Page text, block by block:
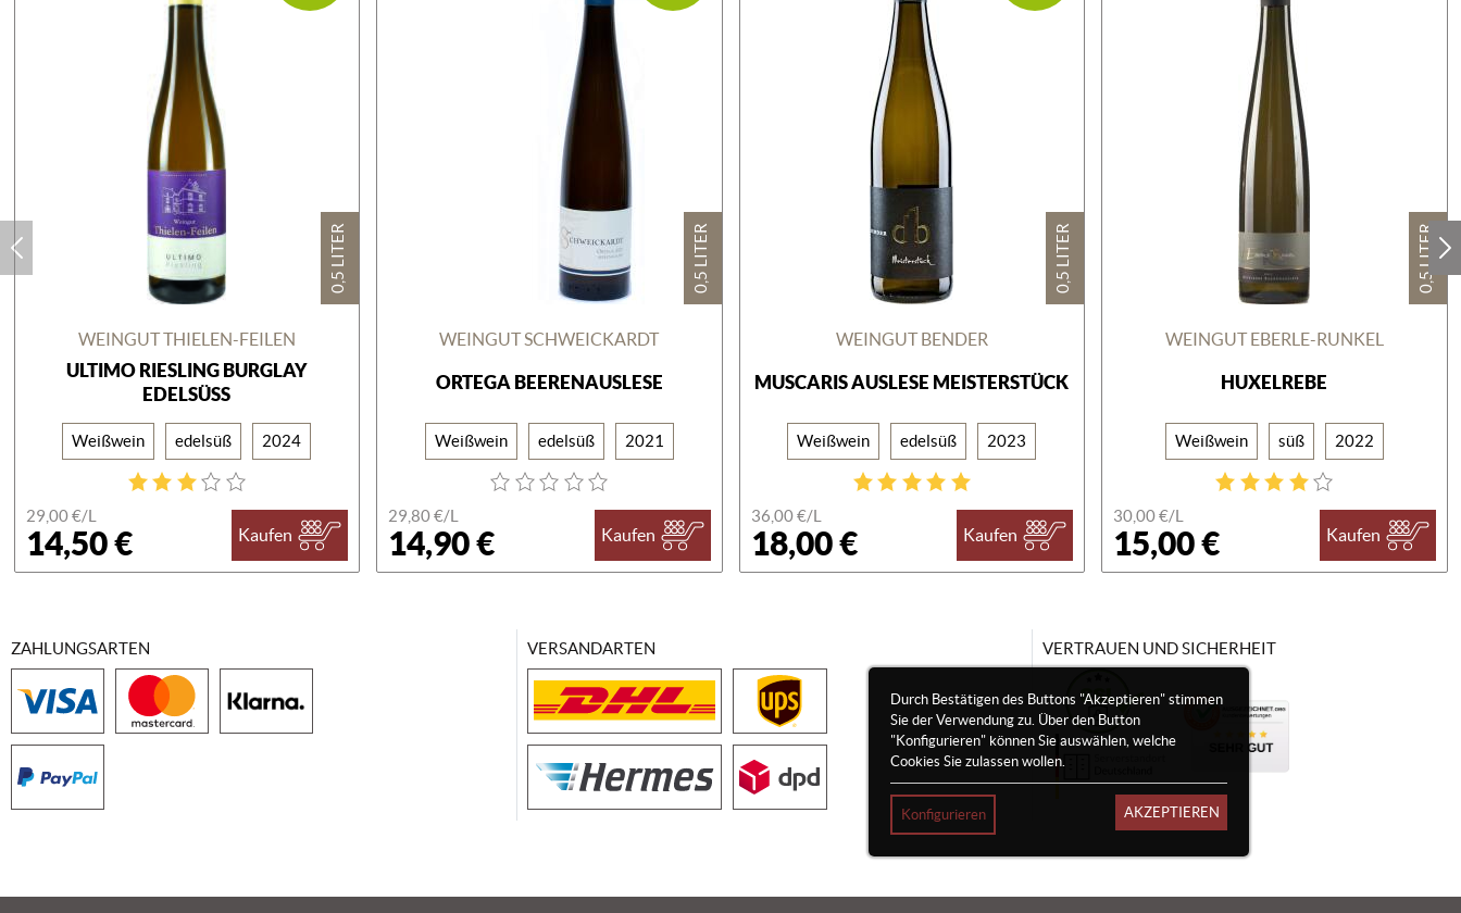
0,5 LITER
WEINGUT THIELEN-FEILEN
ULTIMO RIESLING BURGLAY
EDELSÜSS
Weißwein edelsüß 2024
29,00 €/L
14,50 € Kaufen
0,5 LITER
WEINGUT SCHWEICKARDT
ORTEGA BEERENAUSLESE
Weißwein edelsüß 2021
29,80 €/L
14,90 € Kaufen
0,5 LITER
WEINGUT BENDER
MUSCARIS AUSLESE MEISTERSTÜCK
Weißwein edelsüß 2023
36,00 €/L
18,00 € Kaufen
0,5 LITER
WEINGUT EBERLE-RUNKEL
HUXELREBE
Weißwein süß 2022
30,00 €/L
15,00 € Kaufen
Durch Bestätigen des Buttons "Akzeptieren" stimmen
Sie der Verwendung zu. Über den Button
"Konfigurieren" können Sie auswählen, welche
Cookies Sie zulassen wollen.
Konfigurieren AKZEPTIEREN
ZAHLUNGSARTEN VERSANDARTEN VERTRAUEN UND SICHERHEIT